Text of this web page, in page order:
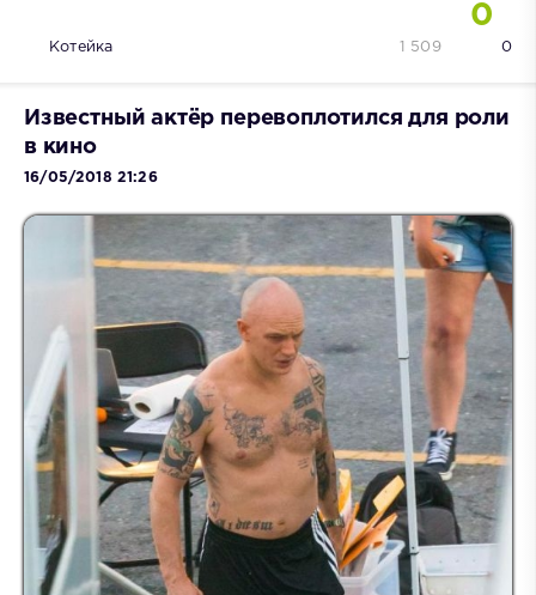
0
Котейка 0
1 509
Известный актёр перевоплотился для роли
в кино
16/05/2018 21:26